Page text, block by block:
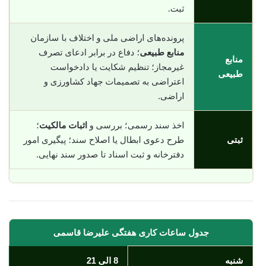
ثبت.
منابع
طبیعی
پرونده‌های اراضی ملی و اختلاف با سازمان
منابع طبیعی؛ دفاع در برابر ادعای تصرف
غیرمجاز؛ تنظیم شکایت یا دادخواست
اعتراضی به تصمیمات جهاد کشاورزی و
اراضی.
ثبتی
اخذ سند رسمی؛ بررسی و اثبات مالکیت؛
طرح دعوی ابطال یا اصلاح سند؛ پیگیری امور
دفترخانه و ثبت اسناد تا صدور سند نهایی.
جدول ساعات کاری هفتگی علیرضا قاسمی
شنبه 8 الی 21